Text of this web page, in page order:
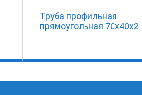
Труба профильная
прямоугольная 70х40х2